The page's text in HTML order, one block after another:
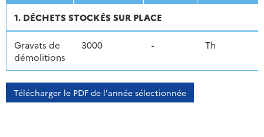
1. DÉCHETS STOCKÉS SUR PLACE
Gravats de
démolitions
3000 - Th
Télécharger le PDF de l'année sélectionnée